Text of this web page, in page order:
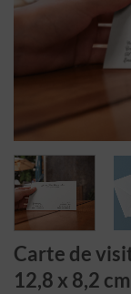
Carte de
12,8 x 8,2 cm